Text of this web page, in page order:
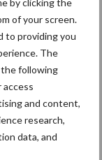
by clicking the
of your screen.
to providing you
The
following
access
and content,
research,
data, and
Fokkerij
&